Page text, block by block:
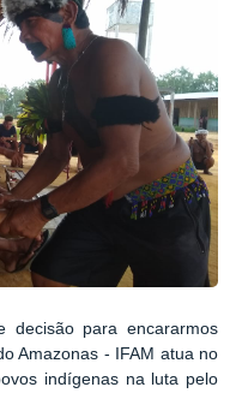
decisão para encararmos
Amazonas - IFAM atua no
indígenas na luta pelo